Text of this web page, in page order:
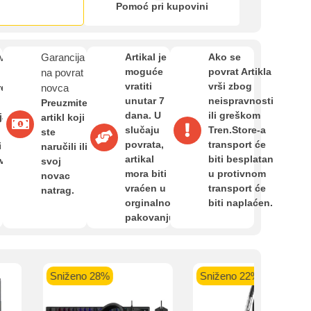
Pomoć pri kupovini
Garancija
na povrat
novca
Preuzmite
artikl koji
ste
naručili ili
svoj
novac
natrag.
Artikal je
moguće
vratiti
unutar 7
dana. U
slučaju
povrata,
artikal
mora biti
vraćen u
orginalnom
pakovanju.
Ako se
povrat Artikla
vrši zbog
neispravnosti
ili greškom
Tren.Store-a
transport će
biti besplatan
u protivnom
transport će
biti naplaćen.
Sniženo 28% Sniženo 22%
Zahtjev za reklamaciju
Informacije o dostavi
O nama
Privatnost kupca
Uvjeti i odredbe
ispod.
VISA
Shop'n'Fun do 36 rata
Raiffeisen banka VISA
Magic Card do 36 rata